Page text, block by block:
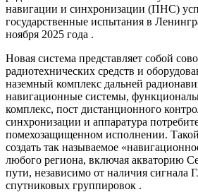
навигации и синхронизации (ПНС)
государственные испытания в
ноября 2025 года .
Новая система представляет собой
радиотехнических средств и
наземный комплекс дальней
навигационные системы,
комплекс, пост дистанционного
синхронизации и аппаратура
помехозащищенном исполнении.
создать так называемое
любого региона, включая акваторию
пути, независимо от наличия
спутниковых группировок .